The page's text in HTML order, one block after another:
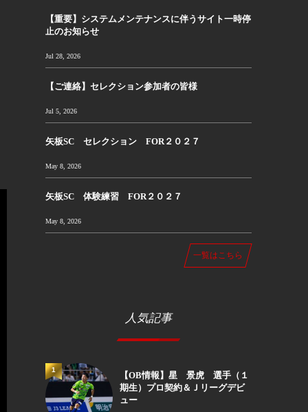
【重要】システムメンテナンスに伴うサイト一時停
止のお知らせ
Jul 28, 2026
【ご連絡】セレクション参加者の皆様
Jul 5, 2026
矢板SC セレクション FOR２０２７
May 8, 2026
矢板SC 体験練習 FOR２０２７
May 8, 2026
一覧はこちら
人気記事
【OB情報】星 景虎 選手（１
期生）プロ契約＆Ｊリーグデビ
ュー
1